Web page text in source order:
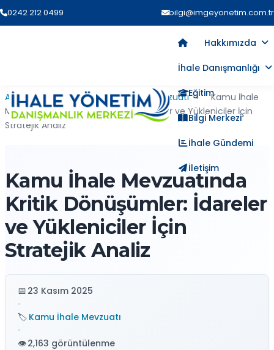
0242 212 0499 bilgi@imgeyonetim.com.tr
Hakkımızda
İhale Danışmanlığı
Eğitim
Bilgi Merkezi
İhale Gündemi
İletişim
Ana Sayfa › Blog › Kamu İhale Mevzuatı ›
Kamu İhale
Mevzuatında Kritik Dönüşümler: İdareler ve Yükleniciler İçin
Stratejik Analiz
Kamu İhale Mevzuatında
Kritik Dönüşümler: İdareler
ve Yükleniciler İçin
Stratejik Analiz
23 Kasım 2025
•
Kamu İhale Mevzuatı
•
2,163 görüntülenme